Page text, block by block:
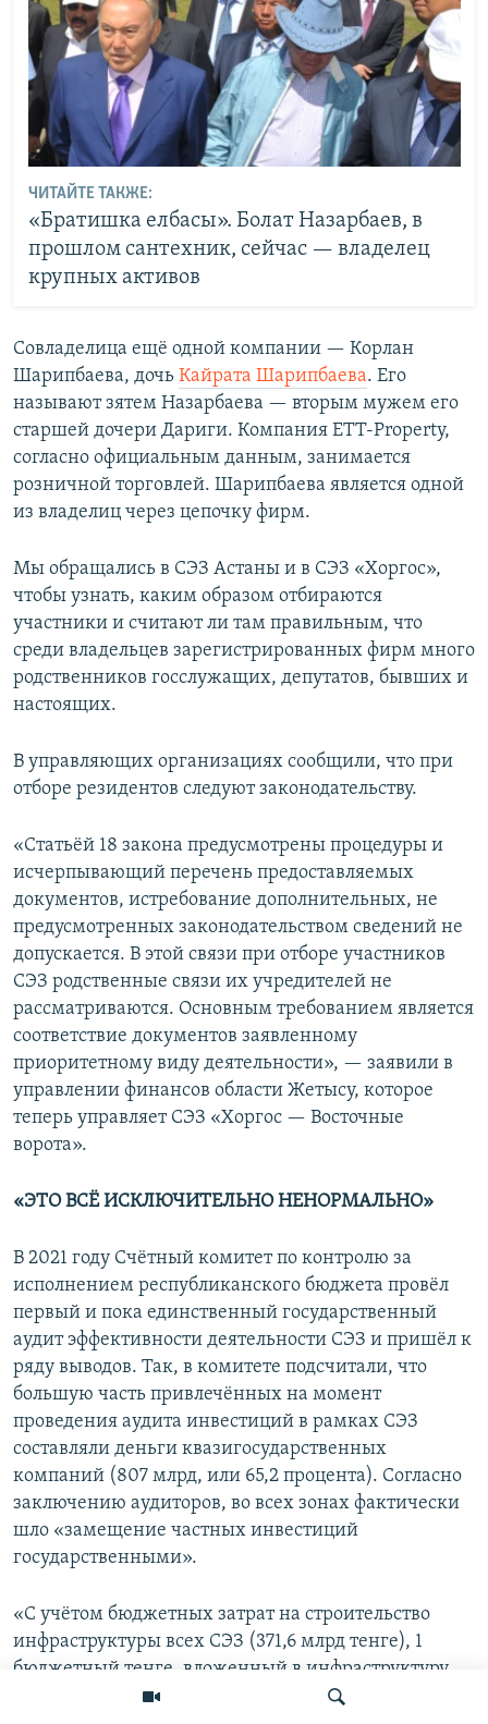
ЧИТАЙТЕ ТАКЖЕ:
«Братишка елбасы». Болат Назарбаев, в
прошлом сантехник, сейчас — владелец
крупных активов
Совладелица ещё одной компании — Корлан
Шарипбаева, дочь Кайрата Шарипбаева. Его
называют зятем Назарбаева — вторым мужем его
старшей дочери Дариги. Компания ETT-Property,
согласно официальным данным, занимается
розничной торговлей. Шарипбаева является одной
из владелиц через цепочку фирм.
Мы обращались в СЭЗ Астаны и в СЭЗ «Хоргос»,
чтобы узнать, каким образом отбираются
участники и считают ли там правильным, что
среди владельцев зарегистрированных фирм много
родственников госслужащих, депутатов, бывших и
настоящих.
В управляющих организациях сообщили, что при
отборе резидентов следуют законодательству.
«Статьёй 18 закона предусмотрены процедуры и
исчерпывающий перечень предоставляемых
документов, истребование дополнительных, не
предусмотренных законодательством сведений не
допускается. В этой связи при отборе участников
СЭЗ родственные связи их учредителей не
рассматриваются. Основным требованием является
соответствие документов заявленному
приоритетному виду деятельности», — заявили в
управлении финансов области Жетысу, которое
теперь управляет СЭЗ «Хоргос — Восточные
ворота».
«ЭТО ВСЁ ИСКЛЮЧИТЕЛЬНО НЕНОРМАЛЬНО»
В 2021 году Счётный комитет по контролю за
исполнением республиканского бюджета провёл
первый и пока единственный государственный
аудит эффективности деятельности СЭЗ и пришёл к
ряду выводов. Так, в комитете подсчитали, что
большую часть привлечённых на момент
проведения аудита инвестиций в рамках СЭЗ
составляли деньги квазигосударственных
компаний (807 млрд, или 65,2 процента). Согласно
заключению аудиторов, во всех зонах фактически
шло «замещение частных инвестиций
государственными».
«С учётом бюджетных затрат на строительство
инфраструктуры всех СЭЗ (371,6 млрд тенге), 1
бюджетный тенге, вложенный в инфраструктуру
СЭЗ, привлёк 3,1 тенге инвестиций в